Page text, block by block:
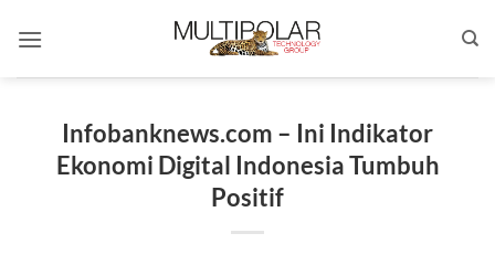
Infobanknews.com – Ini Indikator
Ekonomi Digital Indonesia Tumbuh
Positif